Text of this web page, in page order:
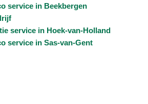
service in Beekbergen
service in Hoek-van-Holland
service in Sas-van-Gent